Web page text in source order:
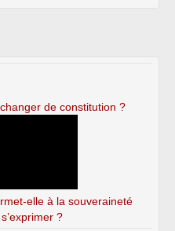
de constitution ?
elle à la souveraineté
?